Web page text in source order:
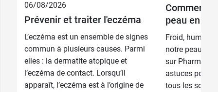
06/08/2026
Prévenir et traiter l'eczéma
L’eczéma est un ensemble de signes
commun à plusieurs causes. Parmi
elles : la dermatite atopique et
l’eczéma de contact. Lorsqu’il
apparaît, l’eczéma est à l’origine de
Comment
peau en
Froid,
notre peau est
sur Pharma
astuces pour
tous les soins